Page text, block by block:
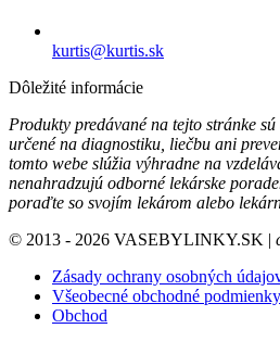
kurtis@kurtis.sk
Dôležité informácie
Produkty predávané na tejto stránke
určené na diagnostiku, liečbu ani
tomto webe slúžia výhradne na
nenahradzujú odborné lekárske
poraďte so svojím lekárom alebo
© 2013 - 2026 VASEBYLINKY.SK |
Zásady ochrany osobných
Všeobecné obchodné podmienky
Obchod